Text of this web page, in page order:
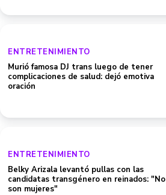
ENTRETENIMIENTO
Murió famosa DJ trans luego de tener
complicaciones de salud: dejó emotiva
oración
ENTRETENIMIENTO
Belky Arizala levantó pullas con las
candidatas transgénero en reinados: "No
son mujeres"